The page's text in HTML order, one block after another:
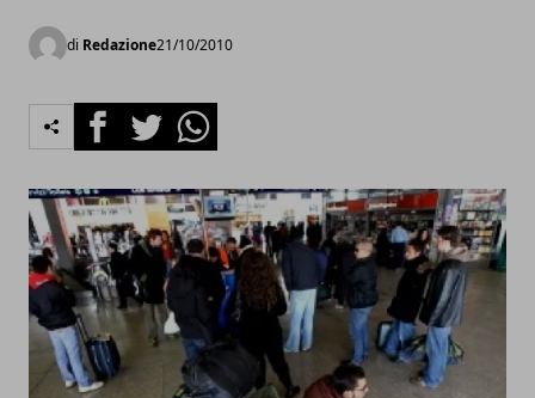
di Redazione21/10/2010
FacebookTwitterWhatsapp